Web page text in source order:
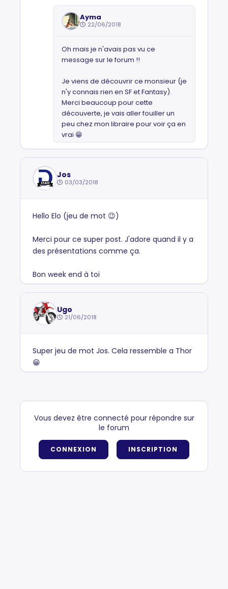
Ayma
22/06/2018
Oh mais je n'avais pas vu ce
message sur le forum !!
Je viens de découvrir ce monsieur (je
n'y connais rien en SF et Fantasy).
Merci beaucoup pour cette
découverte, je vais aller fouiller un
peu chez mon libraire pour voir ça en
vrai 😁
Jos
03/03/2018
Hello Elo (jeu de mot 😉)
Merci pour ce super post. J'adore quand il y a
des présentations comme ça.
Bon week end à toi
Ugo
21/06/2018
Super jeu de mot Jos. Cela ressemble a Thor
😁
Vous devez être connecté pour répondre sur
le forum
CONNEXION INSCRIPTION